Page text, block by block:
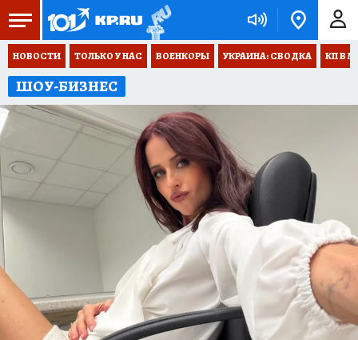
НОВОСТИ ТОЛЬКО У НАС ВОЕНКОРЫ УКРАИНА: СВОДКА КП В
ШОУ-БИЗНЕС